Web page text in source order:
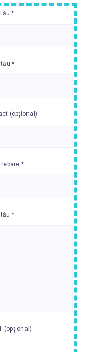
*
*
(opțional)
*
*
(opțional)